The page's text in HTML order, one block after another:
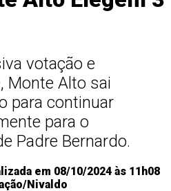
votação e
Monte Alto sai
para continuar
para o
Padre Bernardo.
em 08/10/2024 às 11h08
Nivaldo